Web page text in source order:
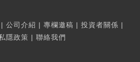
| 公司介紹 | 專欄邀稿 | 投資者關係 |
隱政策 | 聯絡我們